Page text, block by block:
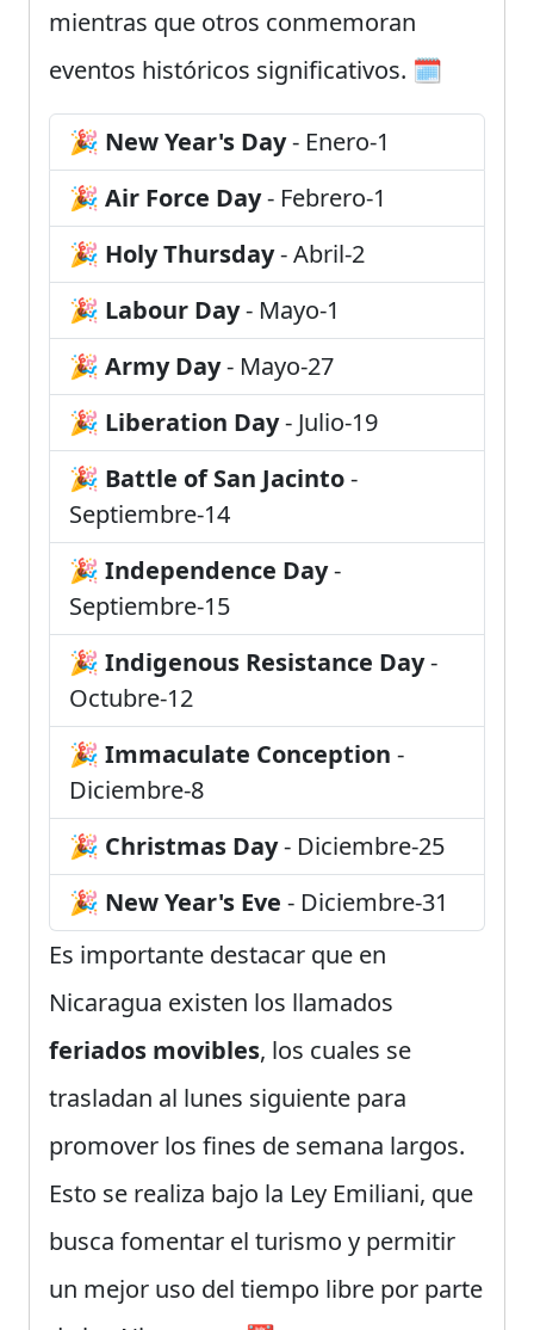
mientras que otros conmemoran
eventos históricos significativos. 🗓️
🎉 New Year's Day- Enero-1
🎉 Air Force Day- Febrero-1
🎉 Holy Thursday- Abril-2
🎉 Labour Day- Mayo-1
🎉 Army Day- Mayo-27
🎉 Liberation Day- Julio-19
🎉 Battle of San Jacinto-
Septiembre-14
🎉 Independence Day-
Septiembre-15
🎉 Indigenous Resistance Day-
Octubre-12
🎉 Immaculate Conception -
Diciembre-8
🎉 Christmas Day- Diciembre-25
🎉 New Year's Eve - Diciembre-31
Es importante destacar que en
Nicaragua existen los llamados
feriados movibles, los cuales se
trasladan al lunes siguiente para
promover los fines de semana largos.
Esto se realiza bajo la Ley Emiliani, que
busca fomentar el turismo y permitir
un mejor uso del tiempo libre por parte